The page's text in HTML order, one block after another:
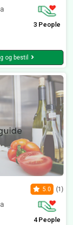
3 People
og bestil
5.0 (1)
4 People